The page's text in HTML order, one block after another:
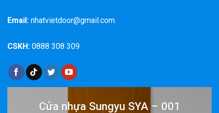
Email: nhatvietdoor@gmail.com.
CSKH: 0888 308 309
Cửa nhựa Sungyu SYA – 001